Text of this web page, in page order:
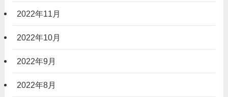
2022年11月
2022年10月
2022年9月
2022年8月